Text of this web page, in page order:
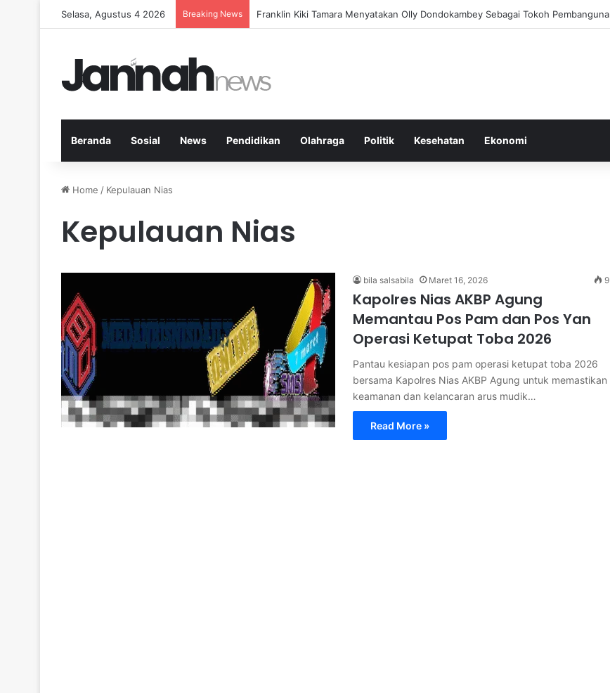
Selasa, Agustus 4 2026 Breaking News Peran KPK dalam Pemberantasan Korupsi di Indonesia yang Efektif dan Terukur
Beranda Sosial News Pendidikan Olahraga Politik Kesehatan Ekonomi
Home / Kepulauan Nias
Kepulauan Nias
bila salsabila Maret 16, 2026 9
Kapolres Nias AKBP Agung
Memantau Pos Pam dan Pos Yan
Operasi Ketupat Toba 2026
Pantau kesiapan pos pam operasi ketupat toba 2026
bersama Kapolres Nias AKBP Agung untuk memastikan
keamanan dan kelancaran arus mudik…
Read More »